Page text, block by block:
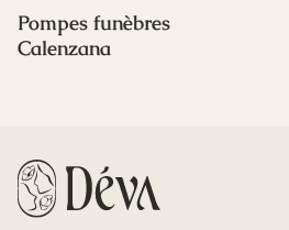
Pompes funèbres
Calenzana